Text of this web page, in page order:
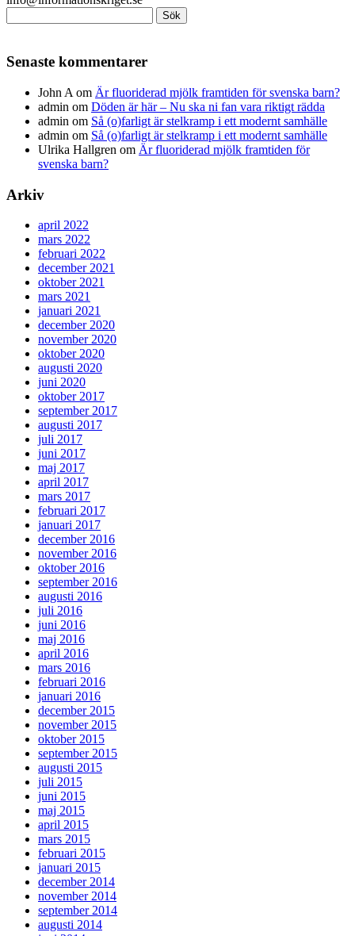
efter:
Senaste kommentarer
John A om Är fluoriderad mjölk framtiden för svenska barn?
admin om Döden är här – Nu ska ni fan vara riktigt rädda
admin om Så (o)farligt är stelkramp i ett modernt samhälle
admin om Så (o)farligt är stelkramp i ett modernt samhälle
Ulrika Hallgren om Är fluoriderad mjölk framtiden för
svenska barn?
Arkiv
april 2022
mars 2022
februari 2022
december 2021
oktober 2021
mars 2021
januari 2021
december 2020
november 2020
oktober 2020
augusti 2020
juni 2020
oktober 2017
september 2017
augusti 2017
juli 2017
juni 2017
maj 2017
april 2017
mars 2017
februari 2017
januari 2017
december 2016
november 2016
oktober 2016
september 2016
augusti 2016
juli 2016
juni 2016
maj 2016
april 2016
mars 2016
februari 2016
januari 2016
december 2015
november 2015
oktober 2015
september 2015
augusti 2015
juli 2015
juni 2015
maj 2015
april 2015
mars 2015
februari 2015
januari 2015
december 2014
november 2014
september 2014
augusti 2014